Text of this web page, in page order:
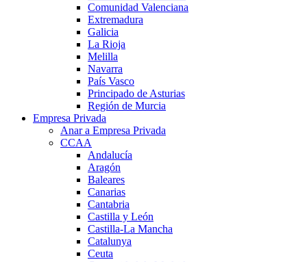
Comunidad Valenciana
Extremadura
Galicia
La Rioja
Melilla
Navarra
País Vasco
Principado de Asturias
Región de Murcia
Empresa Privada
Anar a Empresa Privada
CCAA
Andalucía
Aragón
Baleares
Canarias
Cantabria
Castilla y León
Castilla-La Mancha
Catalunya
Ceuta